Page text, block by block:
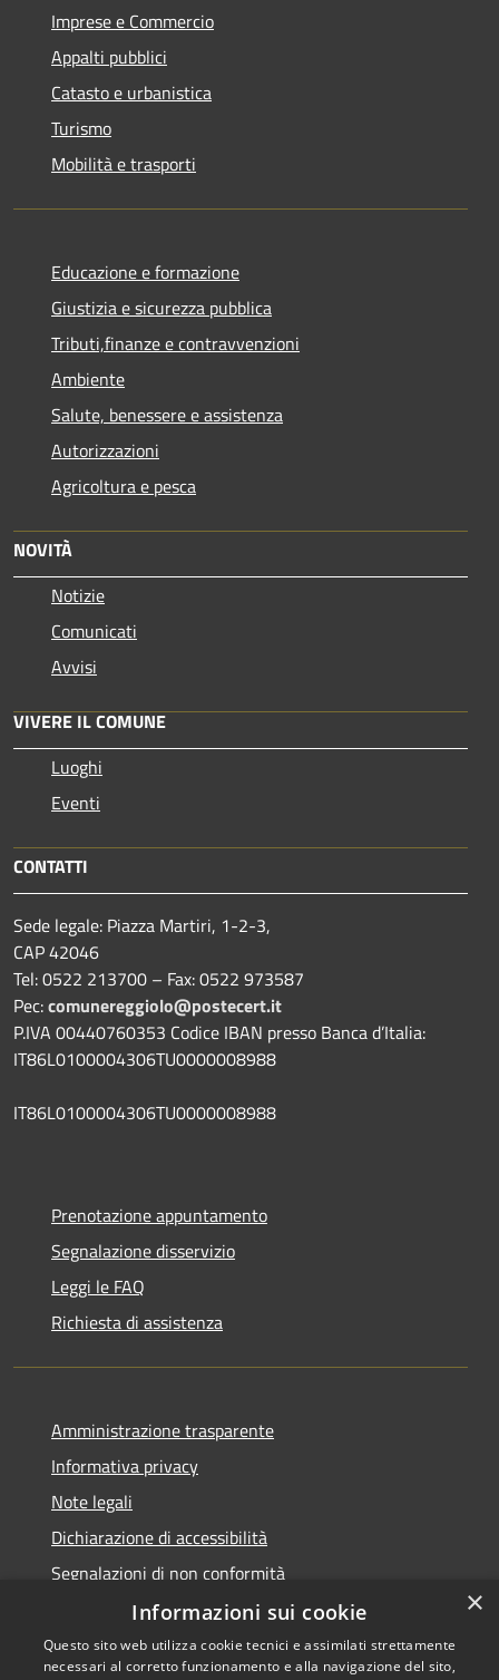
Imprese e Commercio
Appalti pubblici
Catasto e urbanistica
Turismo
Mobilità e trasporti
Educazione e formazione
Giustizia e sicurezza pubblica
Tributi,finanze e contravvenzioni
Ambiente
Salute, benessere e assistenza
Autorizzazioni
Agricoltura e pesca
NOVITÀ
Notizie
Comunicati
Avvisi
VIVERE IL COMUNE
Luoghi
Eventi
CONTATTI
Sede legale: Piazza Martiri, 1-2-3,
CAP 42046
Tel: 0522 213700 – Fax: 0522 973587
Pec:comunereggiolo@postecert.it
P.IVA 00440760353 Codice IBAN presso Banca d’Italia:
IT86L0100004306TU0000008988
IT86L0100004306TU0000008988
Prenotazione appuntamento
Segnalazione disservizio
Leggi le FAQ
Richiesta di assistenza
Amministrazione trasparente
Informativa privacy
Note legali
Dichiarazione di accessibilità
Segnalazioni di non conformità
×
Informazioni sui cookie
Questo sito web utilizza cookie tecnici e assimilati strettamente
necessari al corretto funzionamento e alla navigazione del sito,